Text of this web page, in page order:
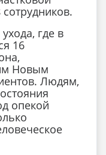
где в
16
Новым
Людям,
опекой